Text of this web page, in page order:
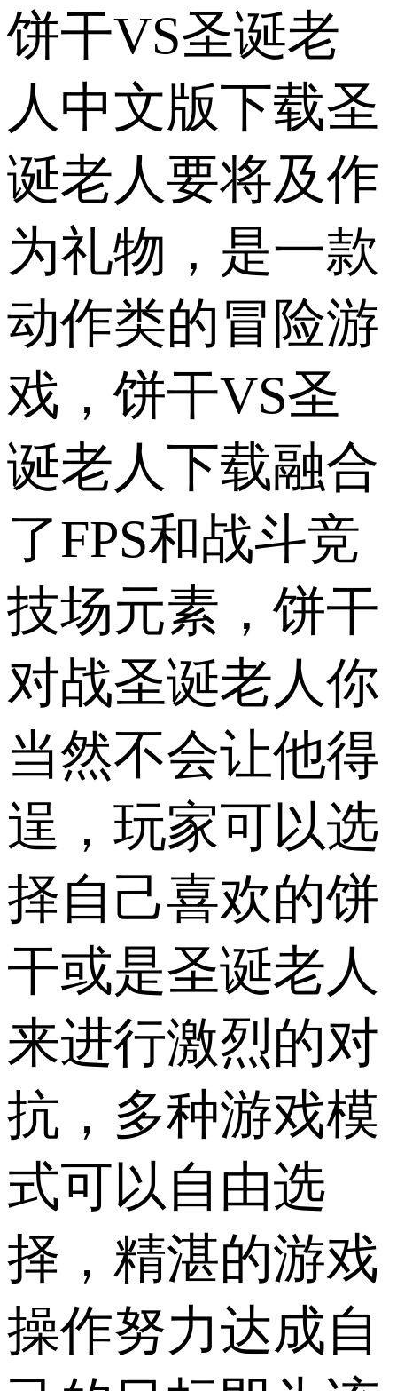
饼干VS圣诞老
人中文版下载圣
诞老人要将及作
为礼物，是一款
动作类的冒险游
戏，饼干VS圣
诞老人下载融合
了FPS和战斗竞
技场元素，饼干
对战圣诞老人你
当然不会让他得
逞，玩家可以选
择自己喜欢的饼
干或是圣诞老人
来进行激烈的对
抗，多种游戏模
式可以自由选
择，精湛的游戏
操作努力达成自